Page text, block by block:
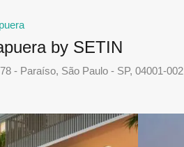
by SETIN
- Paraíso, São Paulo - SP, 04001-002